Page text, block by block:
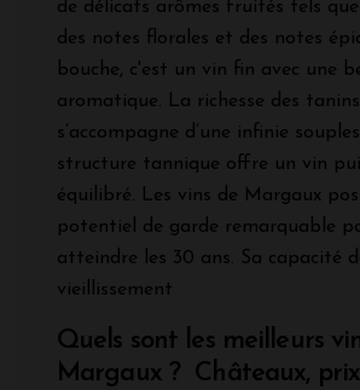
de délicats arômes fruités tels
des notes florales et des notes
bouche, c'est un vin fin avec une
aromatique. La richesse des tanins
s’accompagne d’une infinie
structure tannique offre un vin
équilibré. Les vins de Margaux
potentiel de garde remarquable
atteindre les 30 ans. Sa capacité
vieillissement
Quels sont les meilleurs
Margaux ? Châteaux,